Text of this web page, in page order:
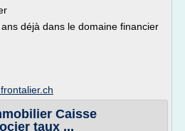
déjà dans le domaine financier
Caisse
taux ...